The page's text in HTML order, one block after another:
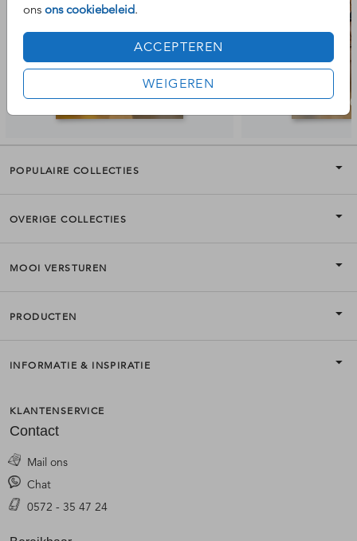
ons ons cookiebeleid.
ACCEPTEREN
WEIGEREN
POPULAIRE COLLECTIES
OVERIGE COLLECTIES
MOOI VERSTUREN
PRODUCTEN
INFORMATIE & INSPIRATIE
KLANTENSERVICE
Contact
Mail ons
Chat
0572 - 35 47 24